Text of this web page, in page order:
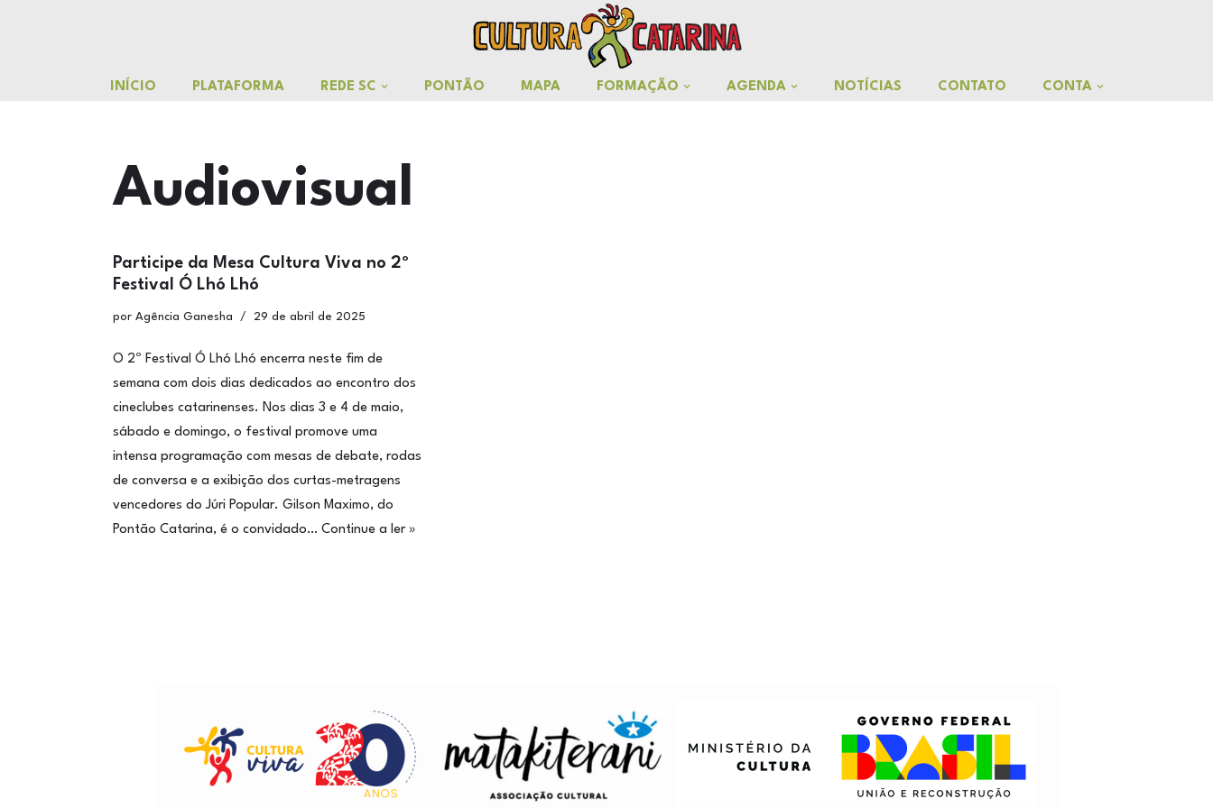
INÍCIO PLATAFORMA REDE SC PONTÃO MAPA FORMAÇÃO AGENDA NOTÍCIAS CONTATO CONTA
Audiovisual
Participe da Mesa Cultura Viva no 2º
Festival Ó Lhó Lhó
porAgência Ganesha 29 de abril de 2025
O 2º Festival Ó Lhó Lhó encerra neste fim de
semana com dois dias dedicados ao encontro dos
cineclubes catarinenses. Nos dias 3 e 4 de maio,
sábado e domingo, o festival promove uma
intensa programação com mesas de debate, rodas
de conversa e a exibição dos curtas-metragens
vencedores do Júri Popular. Gilson Maximo, do
Pontão Catarina, é o convidado…Continue a ler »